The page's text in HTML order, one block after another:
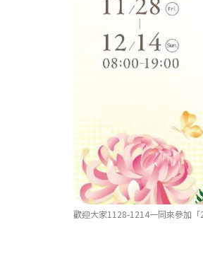
歡迎大家1128-1214一同來參加「